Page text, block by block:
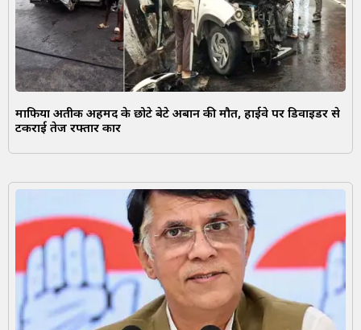
माफिया अतीक अहमद के छोटे बेटे अबान की मौत, हाईवे पर डिवाइडर से
टकराई तेज रफ्तार कार